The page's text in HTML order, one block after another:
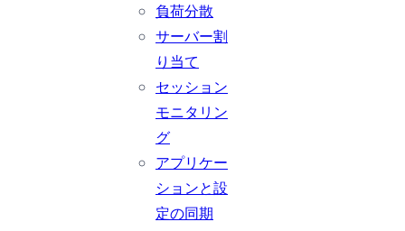
負荷分散
サーバー割
り当て
セッション
モニタリン
グ
アプリケー
ションと設
定の同期